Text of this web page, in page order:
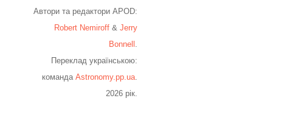
Автори та редактори APOD:
Robert Nemiroff &Jerry
Bonnell
Переклад українською:
командаAstronomy.pp.ua
2026 рік.